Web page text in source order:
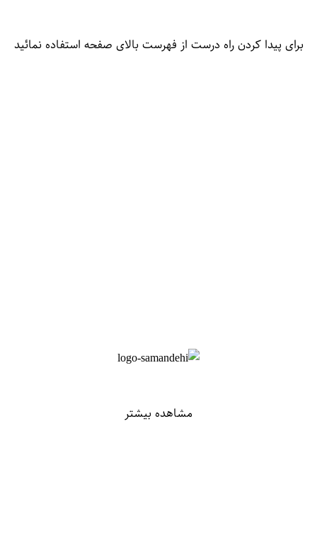
برای پیدا کردن راه درست از فهرست بالای صفحه استفاده نمائید
مشاهده بیشتر